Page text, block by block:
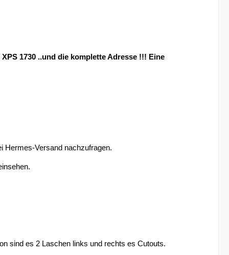
1730 ..und die komplette Adresse !!! Eine
Hermes-Versand nachzufragen.
sind es 2 Laschen links und rechts es Cutouts.